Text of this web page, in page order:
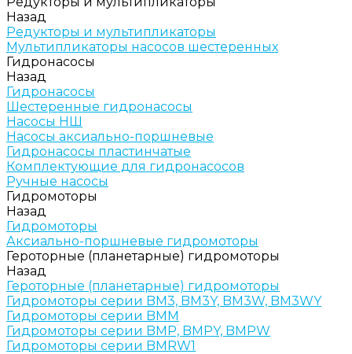
Назад
Редукторы и мультипликаторы
Мультипликаторы насосов шестеренных
Гидронасосы
Назад
Гидронасосы
Шестеренные гидронасосы
Насосы НШ
Насосы аксиально-поршневые
Гидронасосы пластинчатые
Комплектующие для гидронасосов
Ручные насосы
Гидромоторы
Назад
Гидромоторы
Аксиально-поршневые гидромоторы
Героторные (планетарные) гидромоторы
Назад
Героторные (планетарные) гидромоторы
Гидромоторы серии BM3, BM3Y, BM3W, BM3WY
Гидромоторы серии BMM
Гидромоторы серии BMP, BMPY, BMPW
Гидромоторы серии BMRW1